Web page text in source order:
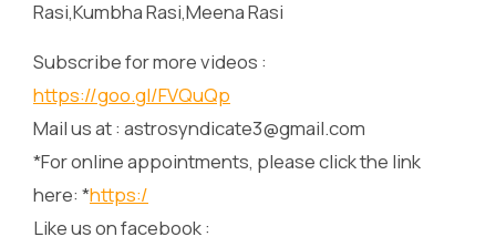
Rasi,Kumbha Rasi,Meena Rasi
Subscribe for more videos :
https://goo.gl/FVQuQp
Mail us at : astrosyndicate3@gmail.com
*For online appointments, please click the link
here: *https:/
Like us on facebook :